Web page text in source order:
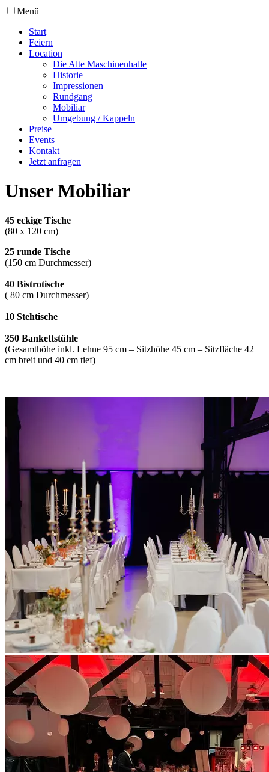
Menü
Start
Feiern
Location
Die Alte Maschinenhalle
Historie
Impressionen
Rundgang
Mobiliar
Umgebung / Kappeln
Preise
Events
Kontakt
Jetzt anfragen
Unser Mobiliar
45 eckige Tische
(80 x 120 cm)
25 runde Tische
(150 cm Durchmesser)
40 Bistrotische
( 80 cm Durchmesser)
10 Stehtische
350 Bankettstühle
(Gesamthöhe inkl. Lehne 95 cm – Sitzhöhe 45 cm – Sitzfläche 42
cm breit und 40 cm tief)